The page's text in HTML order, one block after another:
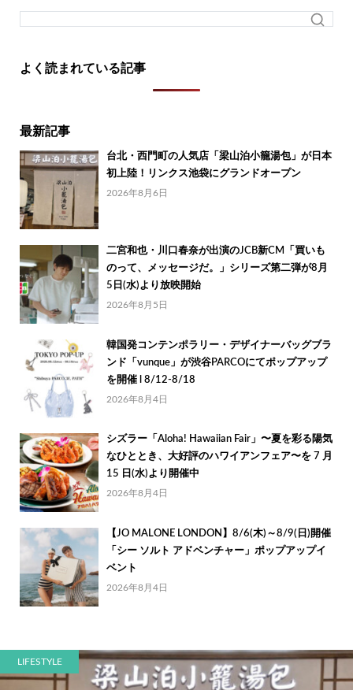
よく読まれている記事
最新記事
台北・西門町の人気店「梁山泊小籠湯包」が日本
初上陸！リンクス池袋にグランドオープン
2026年8月6日
二宮和也・川口春奈が出演のJCB新CM「買いも
のって、メッセージだ。」シリーズ第二弾が8月
5日(水)より放映開始
2026年8月5日
韓国発コンテンポラリー・デザイナーバッグブラ
ンド「vunque」が渋谷PARCOにてポップアップ
を開催 l 8/12-8/18
2026年8月4日
シズラー「Aloha! Hawaiian Fair」〜夏を彩る陽気
なひととき、大好評のハワイアンフェア〜を 7 月
15 日(水)より開催中
2026年8月4日
【JO MALONE LONDON】8/6(木)～8/9(日)開催
「シー ソルト アドベンチャー」ポップアップイ
ベント
2026年8月4日
LIFESTYLE